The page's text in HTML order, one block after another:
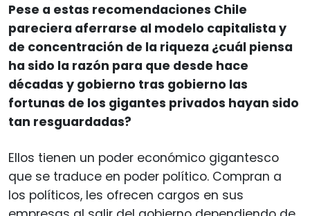
Pese a estas recomendaciones Chile
pareciera aferrarse al modelo capitalista y
de concentración de la riqueza ¿cuál piensa
ha sido la razón para que desde hace
décadas y gobierno tras gobierno las
fortunas de los gigantes privados hayan sido
tan resguardadas?
Ellos tienen un poder económico gigantesco
que se traduce en poder político. Compran a
los políticos, les ofrecen cargos en sus